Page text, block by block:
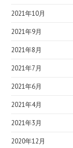
2021年10月
2021年9月
2021年8月
2021年7月
2021年6月
2021年4月
2021年3月
2020年12月